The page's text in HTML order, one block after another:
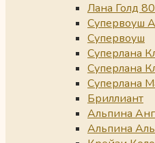
Лана Голд
Супервоуш
Супервоуш
Суперлана
Суперлана
Суперлана
Бриллиант
Альпина
Альпина